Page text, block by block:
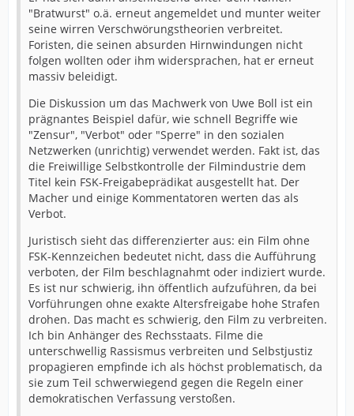
"Bratwurst" o.ä. erneut angemeldet und munter weiter
seine wirren Verschwörungstheorien verbreitet.
Foristen, die seinen absurden Hirnwindungen nicht
folgen wollten oder ihm widersprachen, hat er erneut
massiv beleidigt.
Die Diskussion um das Machwerk von Uwe Boll ist ein
prägnantes Beispiel dafür, wie schnell Begriffe wie
"Zensur", "Verbot" oder "Sperre" in den sozialen
Netzwerken (unrichtig) verwendet werden. Fakt ist, das
die Freiwillige Selbstkontrolle der Filmindustrie dem
Titel kein FSK-Freigabeprädikat ausgestellt hat. Der
Macher und einige Kommentatoren werten das als
Verbot.
Juristisch sieht das differenzierter aus: ein Film ohne
FSK-Kennzeichen bedeutet nicht, dass die Aufführung
verboten, der Film beschlagnahmt oder indiziert wurde.
Es ist nur schwierig, ihn öffentlich aufzuführen, da bei
Vorführungen ohne exakte Altersfreigabe hohe Strafen
drohen. Das macht es schwierig, den Film zu verbreiten.
Ich bin Anhänger des Rechsstaats. Filme die
unterschwellig Rassismus verbreiten und Selbstjustiz
propagieren empfinde ich als höchst problematisch, da
sie zum Teil schwerwiegend gegen die Regeln einer
demokratischen Verfassung verstoßen.